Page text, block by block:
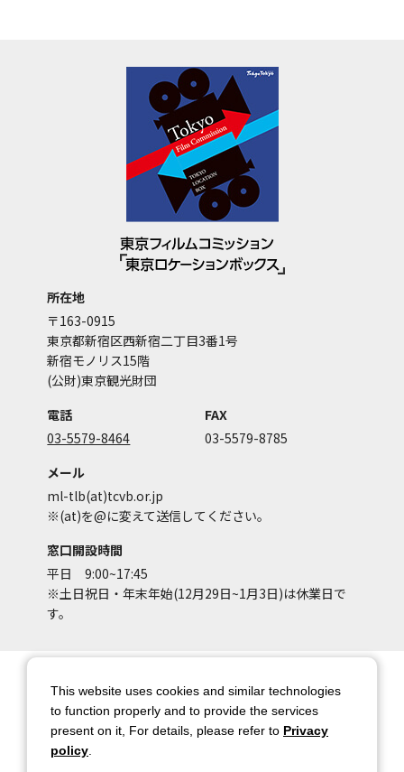
所在地
〒163-0915
東京都新宿区西新宿二丁目3番1号
新宿モノリス15階
(公財)東京観光財団
電話
03-5579-8464
FAX
03-5579-8785
メール
ml-tlb(at)tcvb.or.jp
※(at)を@に変えて送信してください。
窓口開設時間
平日 9:00~17:45
※土日祝日・年末年始(12月29日~1月3日)は休業日で
す。
アカウントポリシー
個人情報保護方針
著作権について
お問い合わせ
都庁総合ページへのリンク
This website uses cookies and similar technologies
to function properly and to provide the services
present on it, For details, please refer to Privacy
policy